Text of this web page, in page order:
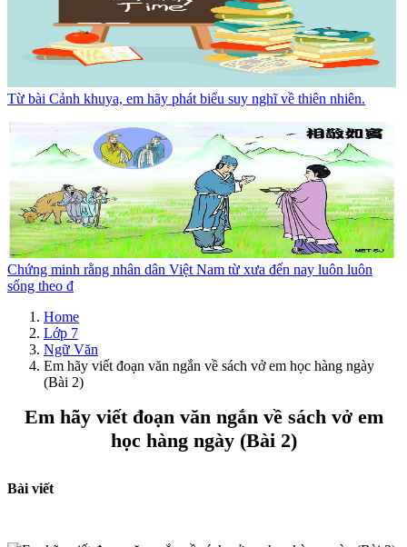
Từ bài Cảnh khuya, em hãy phát biểu suy nghĩ về thiên nhiên.
Chứng minh rằng nhân dân Việt Nam từ xưa đến nay luôn luôn
sống theo đ
Home
Lớp 7
Ngữ Văn
Em hãy viết đoạn văn ngắn về sách vở em học hàng ngày
(Bài 2)
Em hãy viết đoạn văn ngắn về sách vở em
học hàng ngày (Bài 2)
Bài viết